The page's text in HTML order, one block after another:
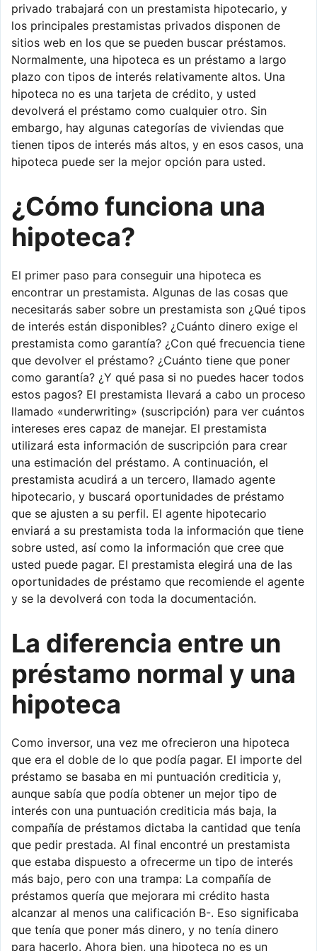
privado trabajará con un prestamista hipotecario, y
los principales prestamistas privados disponen de
sitios web en los que se pueden buscar préstamos.
Normalmente, una hipoteca es un préstamo a largo
plazo con tipos de interés relativamente altos. Una
hipoteca no es una tarjeta de crédito, y usted
devolverá el préstamo como cualquier otro. Sin
embargo, hay algunas categorías de viviendas que
tienen tipos de interés más altos, y en esos casos, una
hipoteca puede ser la mejor opción para usted.
¿Cómo funciona una
hipoteca?
El primer paso para conseguir una hipoteca es
encontrar un prestamista. Algunas de las cosas que
necesitarás saber sobre un prestamista son ¿Qué tipos
de interés están disponibles? ¿Cuánto dinero exige el
prestamista como garantía? ¿Con qué frecuencia tiene
que devolver el préstamo? ¿Cuánto tiene que poner
como garantía? ¿Y qué pasa si no puedes hacer todos
estos pagos? El prestamista llevará a cabo un proceso
llamado «underwriting» (suscripción) para ver cuántos
intereses eres capaz de manejar. El prestamista
utilizará esta información de suscripción para crear
una estimación del préstamo. A continuación, el
prestamista acudirá a un tercero, llamado agente
hipotecario, y buscará oportunidades de préstamo
que se ajusten a su perfil. El agente hipotecario
enviará a su prestamista toda la información que tiene
sobre usted, así como la información que cree que
usted puede pagar. El prestamista elegirá una de las
oportunidades de préstamo que recomiende el agente
y se la devolverá con toda la documentación.
La diferencia entre un
préstamo normal y una
hipoteca
Como inversor, una vez me ofrecieron una hipoteca
que era el doble de lo que podía pagar. El importe del
préstamo se basaba en mi puntuación crediticia y,
aunque sabía que podía obtener un mejor tipo de
interés con una puntuación crediticia más baja, la
compañía de préstamos dictaba la cantidad que tenía
que pedir prestada. Al final encontré un prestamista
que estaba dispuesto a ofrecerme un tipo de interés
más bajo, pero con una trampa: La compañía de
préstamos quería que mejorara mi crédito hasta
alcanzar al menos una calificación B-. Eso significaba
que tenía que poner más dinero, y no tenía dinero
para hacerlo. Ahora bien, una hipoteca no es un